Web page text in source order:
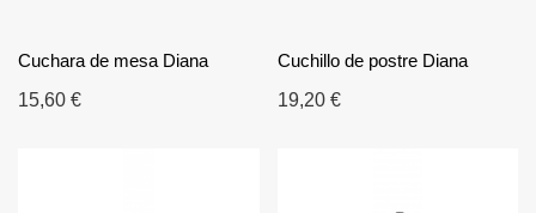
Cuchara de mesa Diana
15,60 €
Cuchillo de postre Diana
19,20 €